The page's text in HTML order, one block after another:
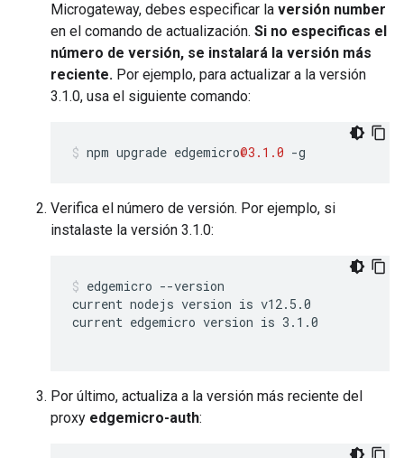
Microgateway, debes especificar la versión number
en el comando de actualización. Si no especificas el
número de versión, se instalará la versión más
reciente. Por ejemplo, para actualizar a la versión
3.1.0, usa el siguiente comando:
npm upgrade edgemicro@3.1.0 -g
Verifica el número de versión. Por ejemplo, si
instalaste la versión 3.1.0:
edgemicro --version
current nodejs version is v12.5.0
current edgemicro version is 3.1.0
Por último, actualiza a la versión más reciente del
proxy edgemicro-auth: